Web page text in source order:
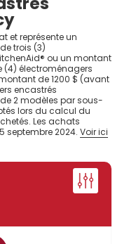
et représente un
trois (3)
ou un montant
(4) électroménagers
de 1200 $ (avant
encastrés
2 modèles par sous-
lors du calcul du
Les achats
septembre 2024. Voir ici